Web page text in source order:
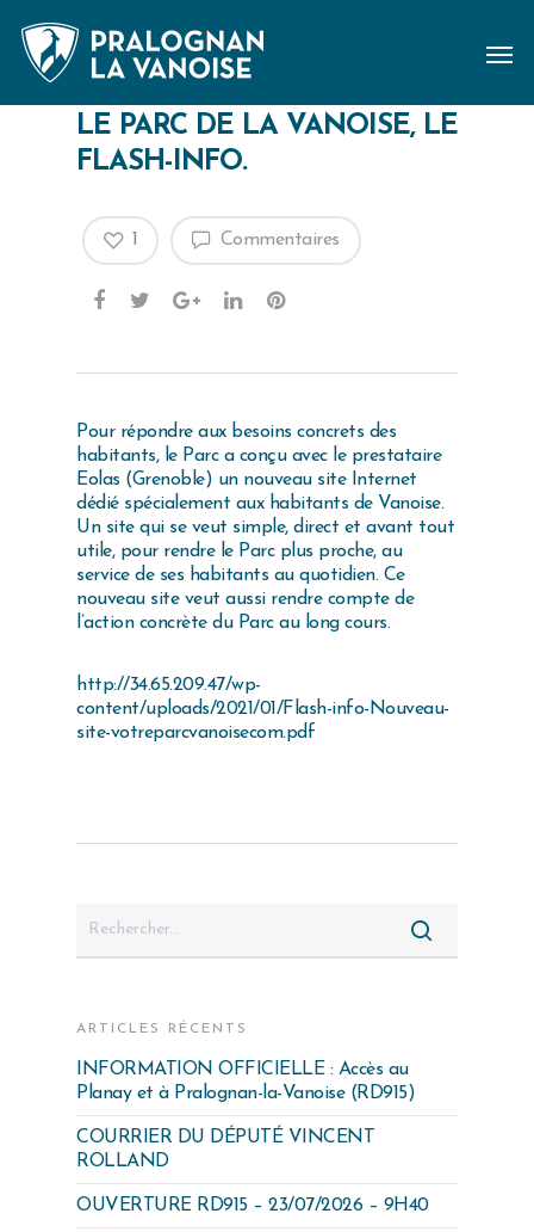
LE PARC DE LA VANOISE, LE
FLASH-INFO.
Commentaires
Pour répondre aux besoins concrets des
habitants, le Parc a conçu avec le prestataire
Eolas (Grenoble) un nouveau site Internet
dédié spécialement aux habitants de Vanoise.
Un site qui se veut simple, direct et avant tout
utile, pour rendre le Parc plus proche, au
service de ses habitants au quotidien. Ce
nouveau site veut aussi rendre compte de
l’action concrète du Parc au long cours.
http://34.65.209.47/wp-
content/uploads/2021/01/Flash-info-Nouveau-
site-votreparcvanoisecom.pdf
ARTICLES RÉCENTS
INFORMATION OFFICIELLE : Accès au
Planay et à Pralognan-la-Vanoise (RD915)
COURRIER DU DÉPUTÉ VINCENT
ROLLAND
OUVERTURE RD915 – 23/07/2026 – 9H40